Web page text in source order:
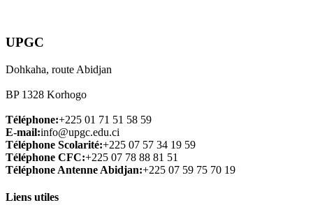
UPGC
Dohkaha, route Abidjan
BP 1328 Korhogo
Téléphone:+225 01 71 51 58 59
E-mail:info@upgc.edu.ci
Téléphone Scolarité:+225 07 57 34 19 59
Téléphone CFC:+225 07 78 88 81 51
Téléphone Antenne Abidjan:+225 07 59 75 70 19
Liens utiles